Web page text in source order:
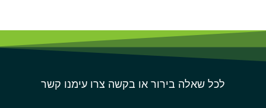
לכל שאלה בירור או בקשה צרו עימנו קשר